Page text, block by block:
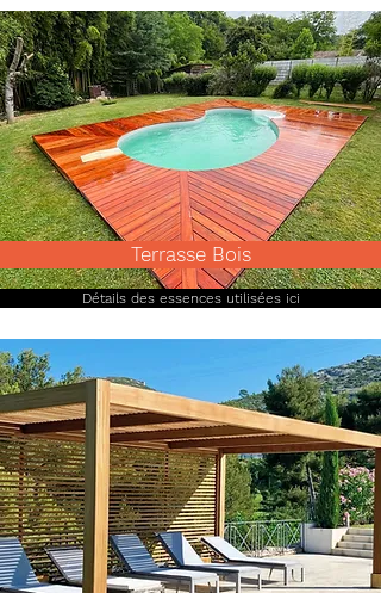
Terrasse Bois
Détails des essences utilisées ici